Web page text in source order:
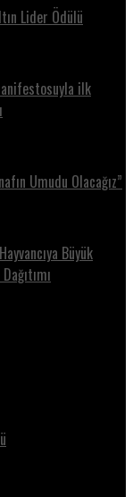
Lider Ödülü
ilk
Umudu Olacağız”
Büyük